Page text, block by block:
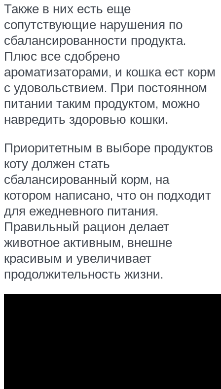
Также в них есть еще
сопутствующие нарушения по
сбалансированности продукта.
Плюс все сдобрено
ароматизаторами, и кошка ест корм
с удовольствием. При постоянном
питании таким продуктом, можно
навредить здоровью кошки.
Приоритетным в выборе продуктов
коту должен стать
сбалансированный корм, на
котором написано, что он подходит
для ежедневного питания.
Правильный рацион делает
животное активным, внешне
красивым и увеличивает
продолжительность жизни.